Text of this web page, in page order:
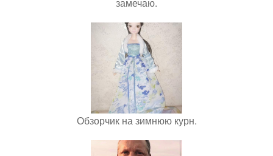
замечаю.
Обзорчик на зимнюю курн.